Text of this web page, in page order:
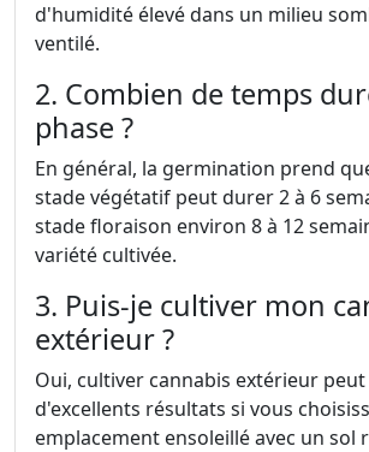
d'humidité élevé dans un milieu
ventilé.
2. Combien de temps
phase ?
En général, la germination prend
stade végétatif peut durer 2 à 6
stade floraison environ 8 à 12
variété cultivée.
3. Puis-je cultiver mon
extérieur ?
Oui, cultiver cannabis extérieur
d'excellents résultats si vous
emplacement ensoleillé avec un sol